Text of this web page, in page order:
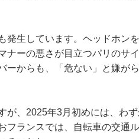
生しています。ヘッドホン
ナーの悪さが目立つパリのサ
ーからも、「危ない」と嫌が
が、2025年3月初めには、わ
フランスでは、自転車の交通